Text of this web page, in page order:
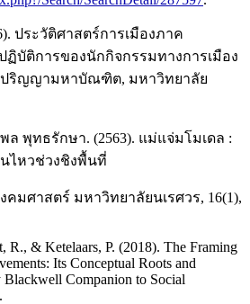
ประวัติศาสตร์การเมืองภาค
บัติการของนักกิจกรรมทางการเมือง
ริญญามหาบัณฑิต, มหาวิทยาลัย
ล พุทธรักษา. (2563). แม่แจ่มโมเดล :
ไหวช่วงชิงพื้นที่
มศาสตร์ มหาวิทยาลัยนเรศวร, 16(1),
R., & Ketelaars, P. (2018). The Framing
Its Conceptual Roots and
Companion to Social